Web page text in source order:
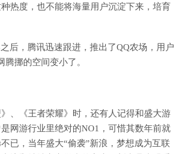
热度，也不能将海量用户沉淀下来，培育
后，腾讯迅速跟进，推出了QQ农场，用户
挪的空间变小了。
、《王者荣耀》时，还有人记得和盛大游
网游行业里绝对的NO1，可惜其数年前就
已，当年盛大“偷袭”新浪，梦想成为互联